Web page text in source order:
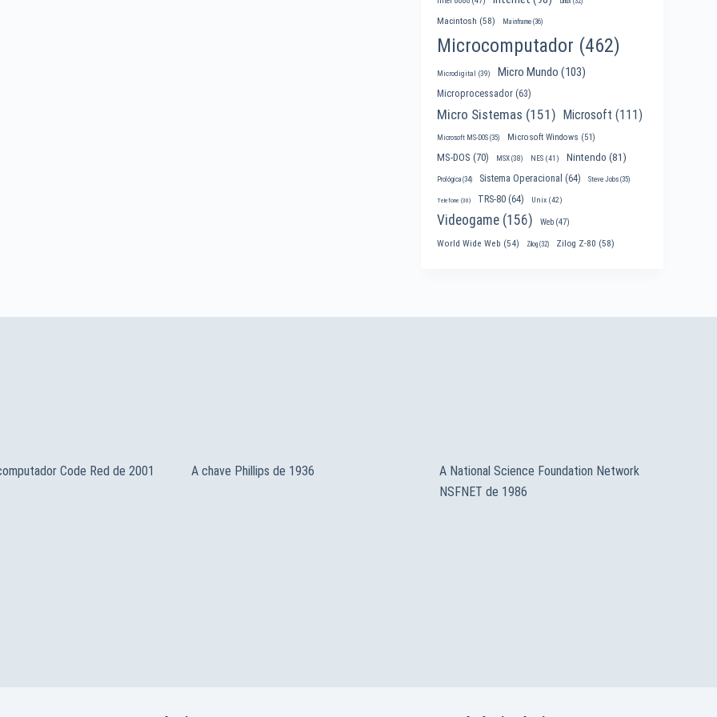
Macintosh (58) Mainframe (36)
Microcomputador (462)
Microdigital (39) Micro Mundo (103)
Microprocessador (63)
Micro Sistemas (151) Microsoft (111)
Microsoft MS-DOS (35) Microsoft Windows (51)
MS-DOS (70) MSX(38) NES (41) Nintendo (81)
Prológica (34) Sistema Operacional (64) Steve Jobs (35)
Telefone (30) TRS-80 (64) Unix (42)
Videogame (156) Web (47)
World Wide Web (54) Zilog (32) Zilog Z-80 (58)
Code Red de 2001 A chave Phillips de 1936
A National Science Foundation Network
NSFNET de 1986